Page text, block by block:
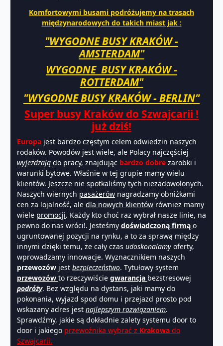
Komfortowymi busami podróżujemy na trasach
międzynarodowych do takich miast jak :
"WYGODNE BUSY KRAKÓW -
AMSTERDAM"
WYGODNE BUSY KRAKÓW -
ROTTERDAM"
"WYGODNE BUSY KRAKÓW - BERLIN"
Super busy Kraków do Szwajcarii !
już dziś!
Europa jest bardzo częstym celem odwiedzin naszych
rodaków. Powodów jest wiele, ale Polacy najczęściej
wyjeżdżają do pracy, znajdując bardzo dobre zarobki i
warunki bytowe. Właśnie w tej grupie mamy wielu
klientów. Jeszcze nie spotkaliśmy tych niezadowolonych.
Naszych wiernych pasażerów nagradzamy obniżkami
cen za lojalność, ale dla nowych klientów również mamy
wiele promocji. Każdy kto choć raz wybrał nasze linie, na
pewno do nas wróci!. Jesteśmy doświadczoną firmą o
ugruntowanej pozycji na rynku, a to za sprawą między
innymi dzięki temu, że cały czas udoskonalamy oferty,
wprowadzamy innowacje. Wyznacznikiem naszych
przewozów jest bezpieczeństwo. Tytułowy system
przewozów to rzeczywiście gwarancja bezstresowej
podróży. Bez względu na dystans, jaki mamy do
pokonania, wyjazd spod domu i przejazd prosto pod
wskazany adres jest najlepszym rozwiązaniem.
Sprawdźmy, jakie są dokładnie zalety systemu door to
door i jakiego przewoźnika wybrać z Krakowa do
Szwajcarii.